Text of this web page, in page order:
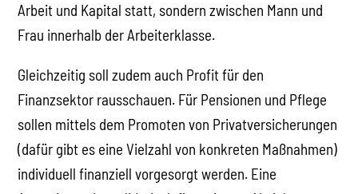
Arbeit und Kapital statt, sondern zwischen Mann und
Frau innerhalb der Arbeiterklasse.
Gleichzeitig soll zudem auch Profit für den
Finanzsektor rausschauen. Für Pensionen und Pflege
sollen mittels dem Promoten von Privatversicherungen
(dafür gibt es eine Vielzahl von konkreten Maßnahmen)
individuell finanziell vorgesorgt werden. Eine